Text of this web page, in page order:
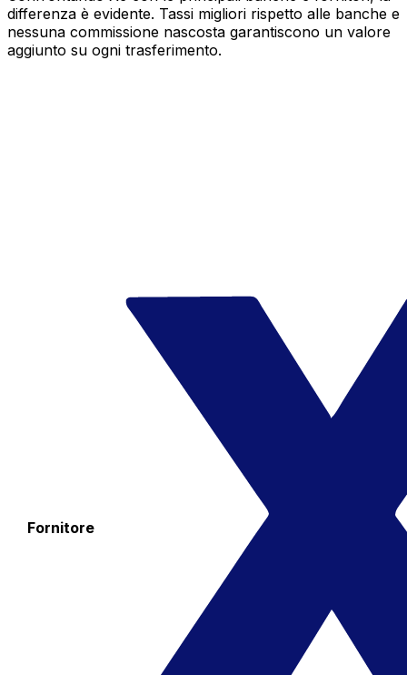
differenza è evidente. Tassi migliori rispetto alle banche e
nessuna commissione nascosta garantiscono un valore
aggiunto su ogni trasferimento.
Fornitore